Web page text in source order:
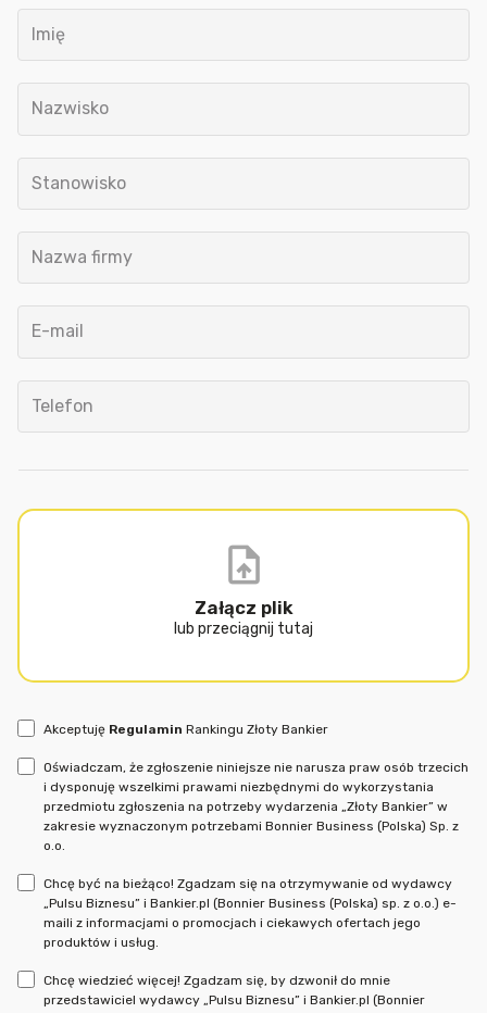
Imię
Nazwisko
Stanowisko
Nazwa firmy
E-mail
Telefon
Załącz plik
lub przeciągnij tutaj
Akceptuję Regulamin Rankingu Złoty Bankier
Oświadczam, że zgłoszenie niniejsze nie narusza praw osób trzecich
i dysponuję wszelkimi prawami niezbędnymi do wykorzystania
przedmiotu zgłoszenia na potrzeby wydarzenia „Złoty Bankier” w
zakresie wyznaczonym potrzebami Bonnier Business (Polska) Sp. z
o.o.
Chcę być na bieżąco! Zgadzam się na otrzymywanie od wydawcy
„Pulsu Biznesu” i Bankier.pl (Bonnier Business (Polska) sp. z o.o.) e-
maili z informacjami o promocjach i ciekawych ofertach jego
produktów i usług.
Chcę wiedzieć więcej! Zgadzam się, by dzwonił do mnie
przedstawiciel wydawcy „Pulsu Biznesu” i Bankier.pl (Bonnier